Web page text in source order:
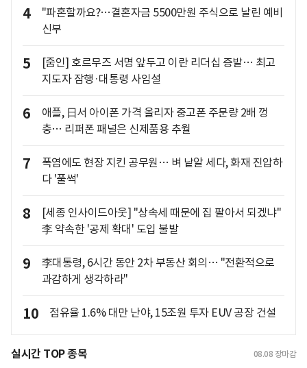
4
"파혼할까요?…결혼자금 5500만원 주식으로 날린 예비
신부
5
[줌인] 호르무즈 서명 앞두고 이란 리더십 증발… 최고
지도자 잠행·대통령 사임설
6
애플, 日서 아이폰 가격 올리자 중고폰 주문량 2배 껑
충… 리퍼폰 패널은 신제품용 추월
7
폭염에도 현장 지킨 공무원… 벼 낱알 세다, 화재 진압하
다 '풀썩'
8
[세종 인사이드아웃] "상속세 때문에 집 팔아서 되겠냐"
李 약속한 '공제 확대' 도입 불발
9
李대통령, 6시간 동안 2차 부동산 회의… "전환적으로
과감하게 생각하라"
10 점유율 1.6% 대만 난야, 15조원 투자 EUV 공장 건설
실시간 TOP 종목 08.08 장마감